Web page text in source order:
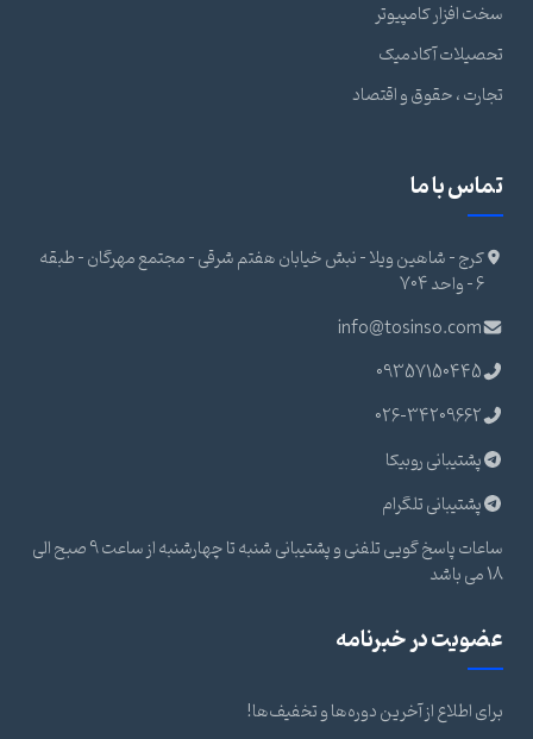
سخت افزار کامپیوتر
تحصیلات آکادمیک
تجارت ، حقوق و اقتصاد
تماس با ما
کرج - شاهین ویلا - نبش خیابان هفتم شرقی - مجتمع مهرگان - طبقه
6 - واحد 704
info@tosinso.com
09357150445
026-34209662
پشتیبانی روبیکا
پشتیبانی تلگرام
ساعات پاسخ گویی تلفنی و پشتیبانی شنبه تا چهارشنبه از ساعت 9 صبح الی
18 می باشد
عضویت در خبرنامه
برای اطلاع از آخرین دوره‌ها و تخفیف‌ها!